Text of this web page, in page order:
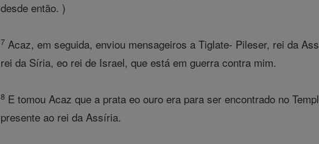
desde então. )
7 Acaz, em seguida, enviou mensageiros a Tiglate- Pileser, rei da
rei da Síria, eo rei de Israel, que está em guerra contra mim.
8 E tomou Acaz que a prata eo ouro era para ser encontrado no
presente ao rei da Assíria.